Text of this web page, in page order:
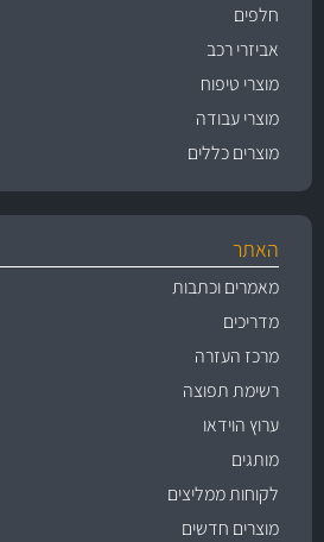
חלפים
אביזרי רכב
מוצרי טיפוח
מוצרי עבודה
מוצרים כללים
האתר
מאמרים וכתבות
מדריכים
מרכז העזרה
רשימת תפוצה
ערוץ הוידאו
מותגים
לקוחות ממליצים
מוצרים חדשים